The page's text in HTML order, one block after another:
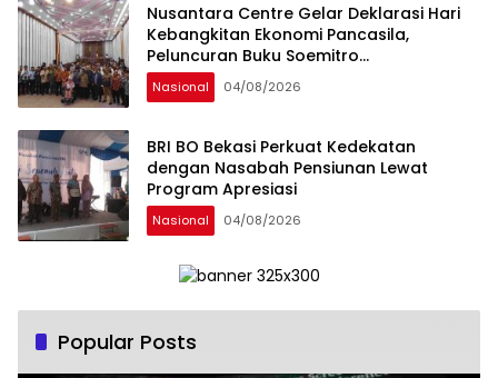
Nusantara Centre Gelar Deklarasi Hari
Kebangkitan Ekonomi Pancasila,
Peluncuran Buku Soemitro
Djojohadikusumo Anti Penjajahan
(Pergolakan Ekonomi Politik Indonesia) &
Undang Perekonomian Nasional dan
Kesejahteraan Sosial dalam Menata
Bangsa Menuju Indonesia Emas 2045”,
Nasional 04/08/2026
BRI BO Bekasi Perkuat Kedekatan
dengan Nasabah Pensiunan Lewat
Program Apresiasi
Nasional 04/08/2026
Popular Posts